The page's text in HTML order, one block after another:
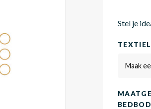
Stel je
Maak